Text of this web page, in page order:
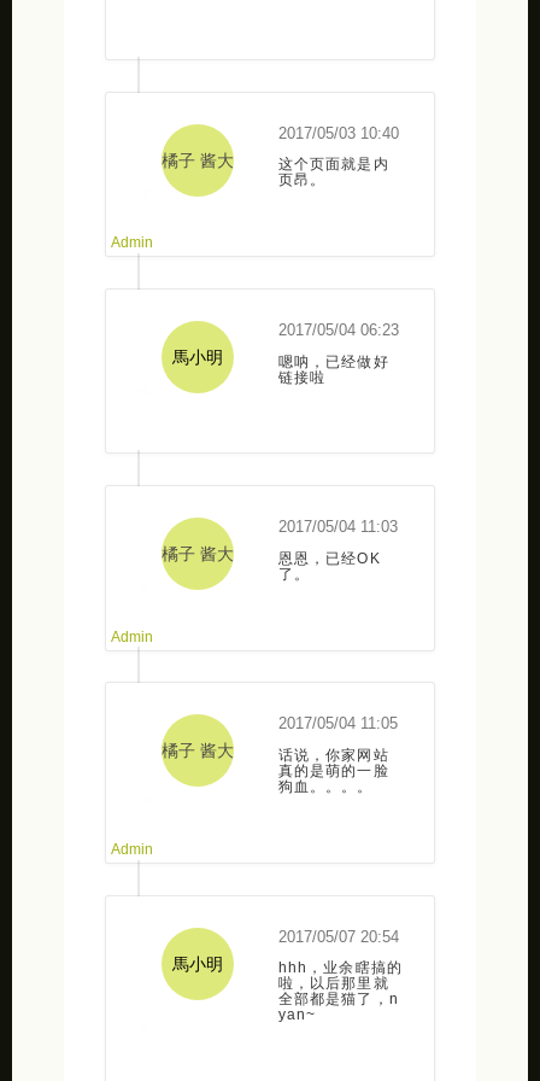
橘子 酱大
2017/05/03 10:40
这个页面就是内
页昂。
馬小明
2017/05/04 06:23
嗯呐，已经做好
链接啦
橘子 酱大
2017/05/04 11:03
恩恩，已经OK
了。
橘子 酱大
2017/05/04 11:05
话说，你家网站
真的是萌的一脸
狗血。。。。
馬小明
2017/05/07 20:54
hhh，业余瞎搞的
啦，以后那里就
全部都是猫了，n
yan~